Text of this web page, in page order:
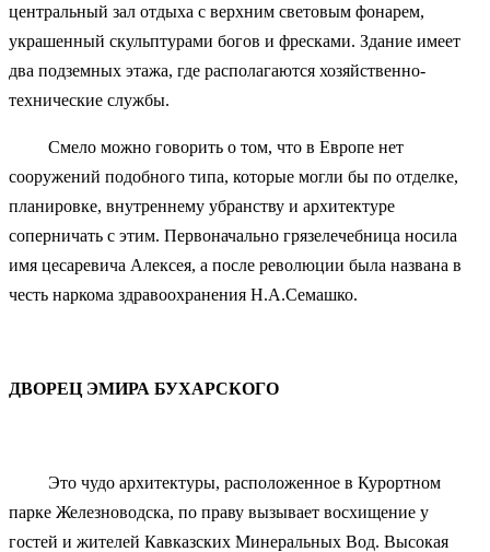
центральный зал отдыха с верхним световым фонарем,
украшенный скульптурами богов и фресками. Здание имеет
два подземных этажа, где располагаются хозяйственно-
технические службы.
Смело можно говорить о том, что в Европе нет
сооружений подобного типа, которые могли бы по отделке,
планировке, внутреннему убранству и архитектуре
соперничать с этим. Первоначально грязелечебница носила
имя цесаревича Алексея, а после революции была названа в
честь наркома здравоохранения Н.А.Семашко.
ДВОРЕЦ ЭМИРА БУХАРСКОГО
Это чудо архитектуры, расположенное в Курортном
парке Железноводска, по праву вызывает восхищение у
гостей и жителей Кавказских Минеральных Вод. Высокая